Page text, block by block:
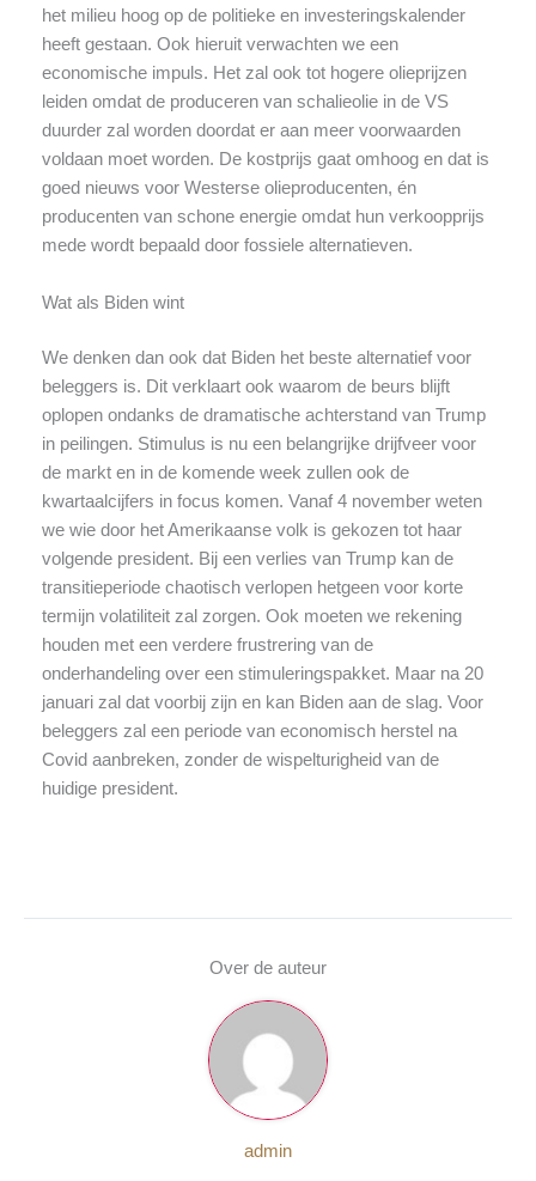
het milieu hoog op de politieke en investeringskalender
heeft gestaan. Ook hieruit verwachten we een
economische impuls. Het zal ook tot hogere olieprijzen
leiden omdat de produceren van schalieolie in de VS
duurder zal worden doordat er aan meer voorwaarden
voldaan moet worden. De kostprijs gaat omhoog en dat is
goed nieuws voor Westerse olieproducenten, én
producenten van schone energie omdat hun verkoopprijs
mede wordt bepaald door fossiele alternatieven.
Wat als Biden wint
We denken dan ook dat Biden het beste alternatief voor
beleggers is. Dit verklaart ook waarom de beurs blijft
oplopen ondanks de dramatische achterstand van Trump
in peilingen. Stimulus is nu een belangrijke drijfveer voor
de markt en in de komende week zullen ook de
kwartaalcijfers in focus komen. Vanaf 4 november weten
we wie door het Amerikaanse volk is gekozen tot haar
volgende president. Bij een verlies van Trump kan de
transitieperiode chaotisch verlopen hetgeen voor korte
termijn volatiliteit zal zorgen. Ook moeten we rekening
houden met een verdere frustrering van de
onderhandeling over een stimuleringspakket. Maar na 20
januari zal dat voorbij zijn en kan Biden aan de slag. Voor
beleggers zal een periode van economisch herstel na
Covid aanbreken, zonder de wispelturigheid van de
huidige president.
Over de auteur
admin